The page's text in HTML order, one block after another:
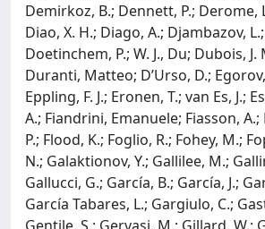
Demirkoz, B.; Dennett, P.; Derome,
Diao, X. H.; Diago, A.; Djambazov,
Doetinchem, P.; W. J., Du; Dubois, J.
Duranti, Matteo; D’Urso, D.;
Eppling, F. J.; Eronen, T.; van Es, J.;
A.; Fiandrini, Emanuele; Fiasson, A.;
P.; Flood, K.; Foglio, R.; Fohey, M.;
N.; Galaktionov, Y.; Gallilee, M.;
Gallucci, G.; García, B.; García, J.;
García Tabares, L.; Gargiulo, C.;